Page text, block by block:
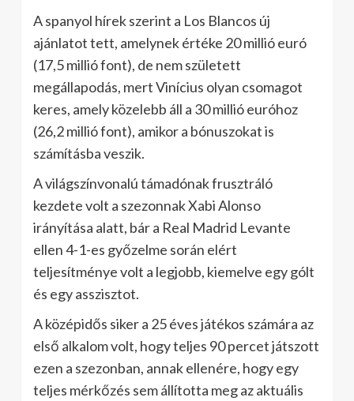
A spanyol hírek szerint a Los Blancos új
ajánlatot tett, amelynek értéke 20 millió euró
(17,5 millió font), de nem született
megállapodás, mert Vinícius olyan csomagot
keres, amely közelebb áll a 30 millió euróhoz
(26,2 millió font), amikor a bónuszokat is
számításba veszik.
A világszínvonalú támadónak frusztráló
kezdete volt a szezonnak Xabi Alonso
irányítása alatt, bár a Real Madrid Levante
ellen 4-1-es győzelme során elért
teljesítménye volt a legjobb, kiemelve egy gólt
és egy asszisztot.
A középidős siker a 25 éves játékos számára az
első alkalom volt, hogy teljes 90 percet játszott
ezen a szezonban, annak ellenére, hogy egy
teljes mérkőzés sem állította meg az aktuális